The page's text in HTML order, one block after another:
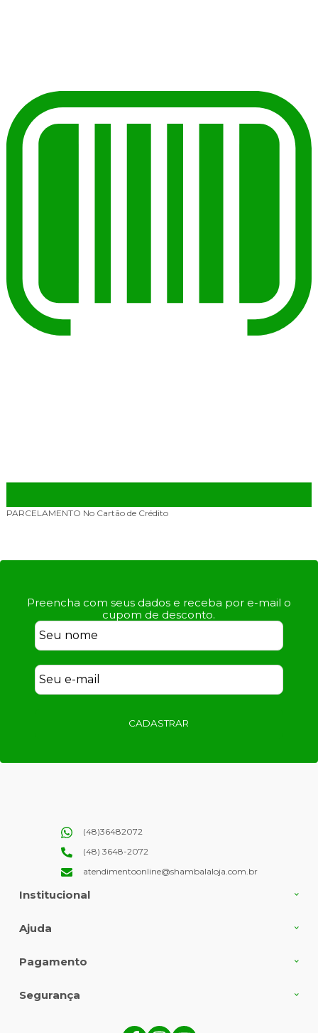
PARCELAMENTO No Cartão de Crédito
Preencha com seus dados e receba por e-mail o
cupom de desconto.
CADASTRAR
Institucional
Ajuda
(48)36482072
(48) 3648-2072
atendimentoonline@shambalaloja.com.br
Pagamento
Segurança